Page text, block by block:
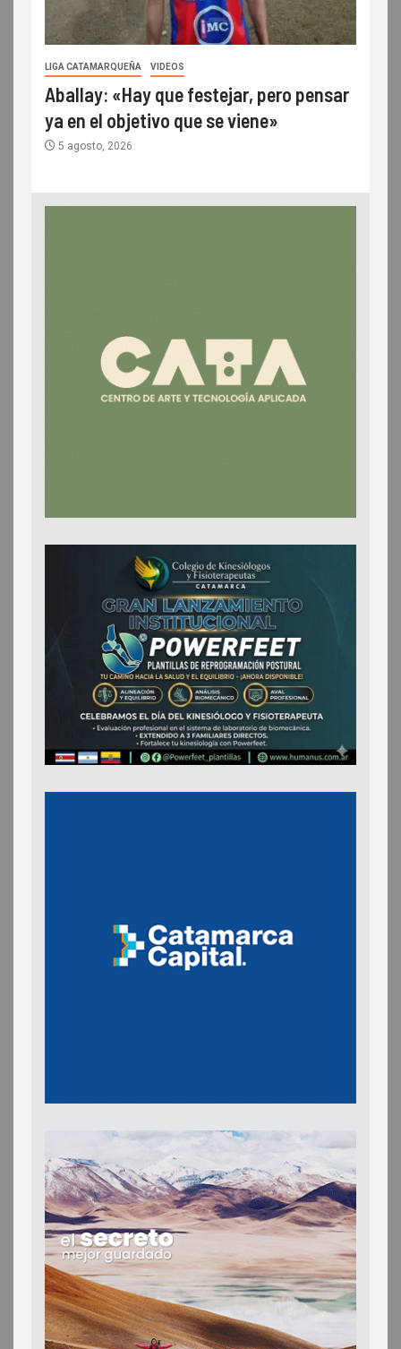
LIGA CATAMARQUEÑA VIDEOS
Aballay: «Hay que festejar, pero pensar
ya en el objetivo que se viene»
5 agosto, 2026